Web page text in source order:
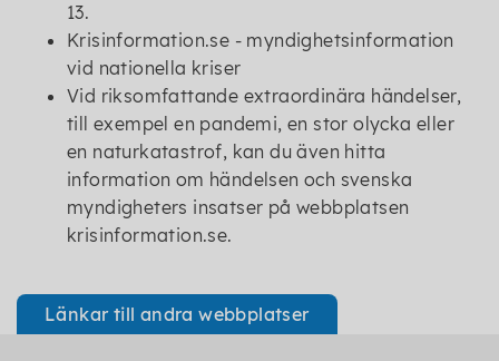
13.
Krisinformation.se - myndighetsinformation
vid nationella kriser
Vid riksomfattande extraordinära händelser,
till exempel en pandemi, en stor olycka eller
en naturkatastrof, kan du även hitta
information om händelsen och svenska
myndigheters insatser på webbplatsen
krisinformation.se.
Länkar till andra webbplatser